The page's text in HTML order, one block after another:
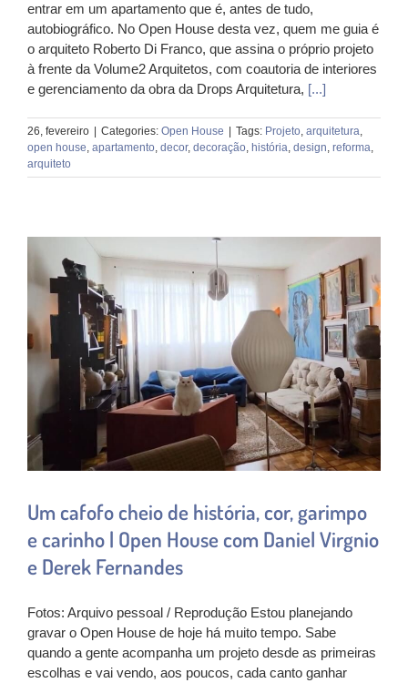
entrar em um apartamento que é, antes de tudo,
autobiográfico. No Open House desta vez, quem me guia é
o arquiteto Roberto Di Franco, que assina o próprio projeto
à frente da Volume2 Arquitetos, com coautoria de interiores
e gerenciamento da obra da Drops Arquitetura, [...]
26, fevereiro Categories: Open House Tags: Projeto, arquitetura,
open house, apartamento, decor, decoração, história, design, reforma,
arquiteto
Um cafofo cheio de história, cor, garimpo
e carinho | Open House com Daniel Virgnio
e Derek Fernandes
Fotos: Arquivo pessoal / Reprodução Estou planejando
gravar o Open House de hoje há muito tempo. Sabe
quando a gente acompanha um projeto desde as primeiras
escolhas e vai vendo, aos poucos, cada canto ganhar